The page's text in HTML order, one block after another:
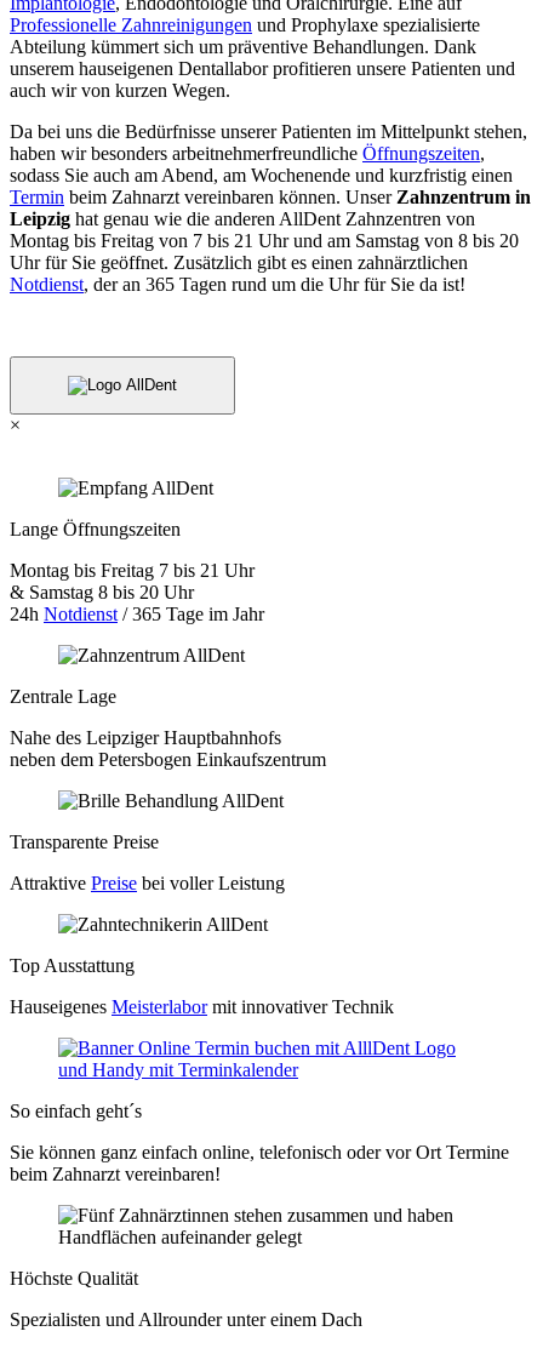
Professionelle Zahnreinigungen und Prophylaxe spezialisierte
Abteilung kümmert sich um präventive Behandlungen. Dank
unserem hauseigenen Dentallabor profitieren unsere Patienten und
auch wir von kurzen Wegen.
Da bei uns die Bedürfnisse unserer Patienten im Mittelpunkt stehen,
haben wir besonders arbeitnehmerfreundliche Öffnungszeiten,
sodass Sie auch am Abend, am Wochenende und kurzfristig einen
Termin beim Zahnarzt vereinbaren können. Unser Zahnzentrum in
Leipzig hat genau wie die anderen AllDent Zahnzentren von
Montag bis Freitag von 7 bis 21 Uhr und am Samstag von 8 bis 20
Uhr für Sie geöffnet. Zusätzlich gibt es einen zahnärztlichen
Notdienst, der an 365 Tagen rund um die Uhr für Sie da ist!
×
Lange Öffnungszeiten
Montag bis Freitag 7 bis 21 Uhr
& Samstag 8 bis 20 Uhr
24h Notdienst / 365 Tage im Jahr
Zentrale Lage
Nahe des Leipziger Hauptbahnhofs
neben dem Petersbogen Einkaufszentrum
Transparente Preise
Attraktive Preise bei voller Leistung
Top Ausstattung
Hauseigenes Meisterlabormit innovativer Technik
So einfach geht´s
Sie können ganz einfach online, telefonisch oder vor Ort Termine
beim Zahnarzt vereinbaren!
Höchste Qualität
Spezialisten und Allrounder unter einem Dach